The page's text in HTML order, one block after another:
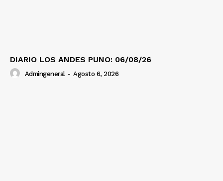
DIARIO LOS ANDES PUNO: 06/08/26
Admingeneral - Agosto 6, 2026